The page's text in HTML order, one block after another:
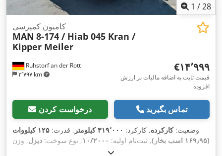
1 /28
Ruhstorf an der Rott
۳٬۷۹۷ km
کامیون کمپرسی
MAN 8-174 / Hiab 045 Kran /
Kipper Meiler
‎€۱۴٬۹۹۹
قیمت ثابت به اضافه مالیات بر ارزش
افزوده
درخواست کردن تماس بگیرید
وضعیت:کارکرده, کارکرد: ۳۱۹٬۰۰۰ کیلومتر , قدرت:
۱۲۵ کیلووات
(۱۶۹٫۹۵ اسب بخار)
, ثبت‌نام اولیه: ۱۰/۲۰۰۰, نوع سوخت: دیزل, وزن
۷٬۵۰۰ کیلوگرم